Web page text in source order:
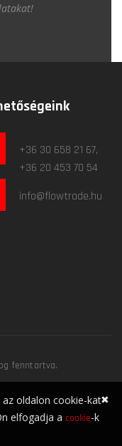
+36 30 658 21 67,
+36 20 453 70 54
info@flowtrade.hu
fenntartva.
oldalon cookie-kat
elfogadja a cookie-k
✖